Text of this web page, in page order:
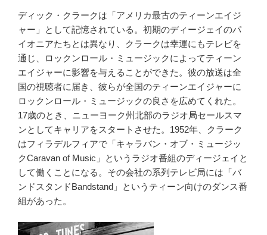
ディック・クラークは「アメリカ最古のティーンエイジ
ャー」として記憶されている。初期のディージェイのパ
イオニアたちとは異なり、クラークは幸運にもテレビを
通じ、ロックンロール・ミュージックによってティーン
エイジャーに影響を与えることができた。彼の放送は全
国の視聴者に届き、彼らが全国のティーンエイジャーに
ロックンロール・ミュージックの良さを広めてくれた。
17歳のとき、ニューヨーク州北部のラジオ局セールスマ
ンとしてキャリアをスタートさせた。1952年、クラーク
はフィラデルフィアで「キャラバン・オブ・ミュージッ
クCaravan of Music」というラジオ番組のディージェイと
して働くことになる。その会社の系列テレビ局には「バ
ンドスタンドBandstand」というティーン向けのダンス番
組があった。